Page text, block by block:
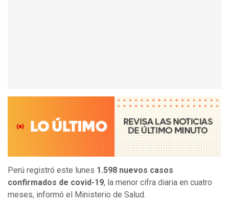
Perú registró este lunes 1.598 nuevos casos
confirmados de covid-19, la menor cifra diaria en cuatro
meses, informó el Ministerio de Salud.